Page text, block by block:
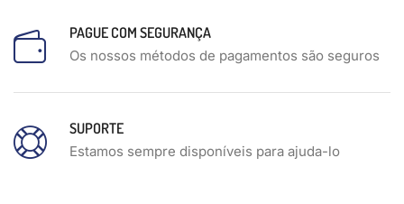
PAGUE COM SEGURANÇA
Os nossos métodos de pagamentos são seguros
SUPORTE
Estamos sempre disponíveis para ajuda-lo